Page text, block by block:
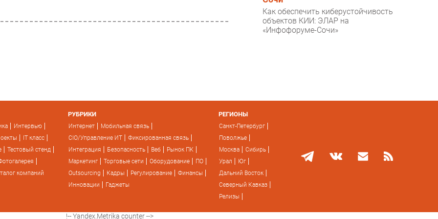
Как обеспечить киберустойчивость
объектов КИИ: ЭЛАР на
«Инфофоруме-Сочи»
Интервью
IT класс
Тестовый стенд
компаний
РУБРИКИ
Интернет
Мобильная связь
CIO/Управление ИТ
Фиксированная связь
Интеграция
Безопасность Веб
Рынок ПК
Маркетинг
Торговые сети Оборудование
ПО
Outsourcing
Кадры Регулирование
Финансы
Инновации
Гаджеты
РЕГИОНЫ
Санкт-Петербург
Поволжье
Москва
Сибирь
Урал
Юг
Дальний Восток
Северный Кавказ
Релизы
!-- Yandex.Metrika counter -->